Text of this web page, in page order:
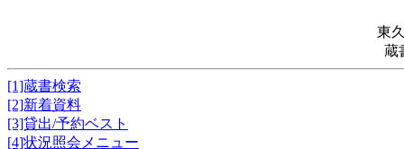
東
蔵
[1]蔵書検索
[2]新着資料
[3]貸出/予約ベスト
[4]状況照会メニュー